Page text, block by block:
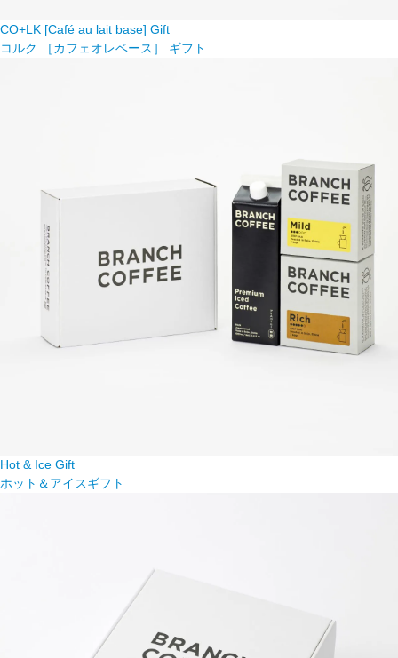
CO+LK [Café au lait base] Gift
コルク ［カフェオレベース］ ギフト
Hot & Ice Gift
ホット＆アイスギフト